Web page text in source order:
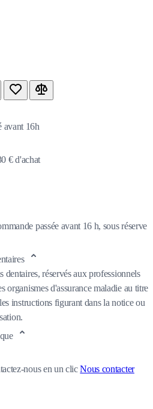
avant 16h
€ d'achat
passée avant 16 h, sous réserve
réservés aux professionnels
organismes d'assurance maladie au titre
instructions figurant dans la notice ou
nous en un clicNous contacter